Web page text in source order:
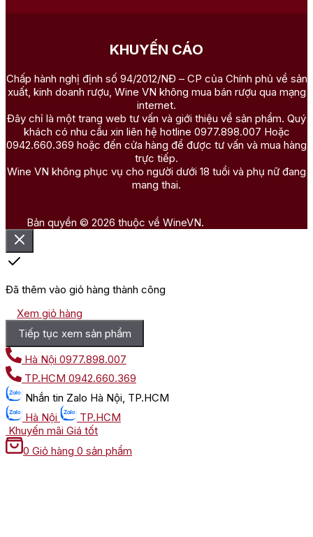
KHUYẾN CÁO
Chấp hành nghị định số 94/2012/NĐ – CP của Chính phủ về sản
xuất, kinh doanh rượu, Wine VN không mua bán rượu qua mạng
internet.
Đây chỉ là một trang web tư vấn và giới thiệu về sản phẩm. Quý
khách có nhu cầu xin liên hệ hotline 0977.898.007 Hoặc
0942.660.369 hoặc đến cửa hàng để được tư vấn và mua hàng
trực tiếp.
Wine VN không phục vụ cho người dưới 18 tuổi và phụ nữ đang
mang thai.
Bản quyền © 2026 thuộc về WineVN.
Đã thêm vào giỏ hàng thành công
Xem giỏ hàng
Tiếp tục xem sản phẩm
Hà Nội 0977.898.007
TP.HCM 0942.660.369
Nhắn tin Zalo Hà Nội, TP.HCM
Hà Nội
TP.HCM
Khuyến mãi Giá tốt
0 Giỏ hàng 0 sản phẩm